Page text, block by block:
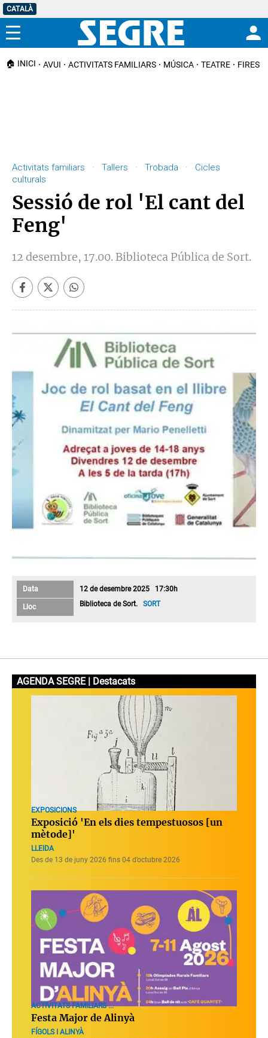
CATALÀ
Menú
🏠 INICI AVUI ACTIVITATS FAMILIARS MÚSICA TEATRE FIRES I
Activitats familiars · Tallers · Trobada · Cicles
culturals
Sessió de rol 'El cant del
Feng'
12 desembre, 17.00. Biblioteca Pública de Sort.
Data 12 de desembre 2025 17:30h
Lloc Biblioteca de Sort.SORT
AGENDA SEGRE | Destacats
EXPOSICIONS
Exposició 'En els dies tempestuosos [un
mètode]'
LLEIDA
Des de 13 de juny 2026 fins 04 d’octubre 2026
ACTIVITATS FAMILIARS ...
Festa Major de Alinyà
FÍGOLS I ALINYÀ